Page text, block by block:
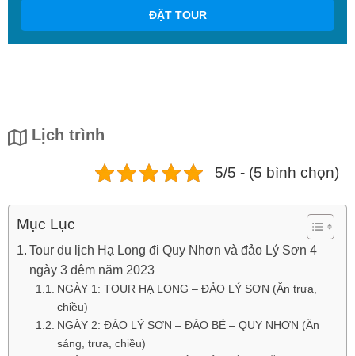
ĐẶT TOUR
Lịch trình
5/5 - (5 bình chọn)
Mục Lục
Tour du lịch Hạ Long đi Quy Nhơn và đảo Lý Sơn 4
ngày 3 đêm năm 2023
NGÀY 1: TOUR HẠ LONG – ĐẢO LÝ SƠN (Ăn trưa,
chiều)
NGÀY 2: ĐẢO LÝ SƠN – ĐẢO BÉ – QUY NHƠN (Ăn
sáng, trưa, chiều)